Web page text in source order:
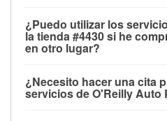
las pruebas de batería,
motor de arranque, revisión
con O'Reilly VeriScan® e
limpiaparabrisas o
todas las tiendas O'Reilly
¿Puedo utilizar los
la tienda #4430 si he
en otro lugar?
de O'Reilly Auto Parts que
tienda #4430 de Conway,
¿Necesito hacer una cita
servicios de O'Reilly Auto